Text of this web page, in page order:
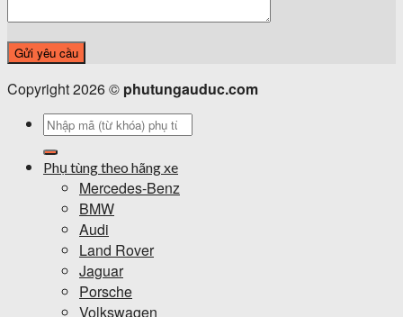
Copyright 2026 © phutungauduc.com
Tìm
Phụ tùng theo hãng xe
Mercedes-Benz
BMW
Audi
Land Rover
Jaguar
Porsche
Volkswagen